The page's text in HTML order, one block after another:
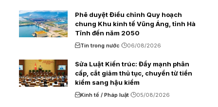
Phê duyệt Điều chỉnh Quy hoạch
chung Khu kinh tế Vũng Áng, tỉnh Hà
Tĩnh đến năm 2050
Tin trong nước 06/08/2026
Sửa Luật Kiến trúc: Đẩy mạnh phân
cấp, cắt giảm thủ tục, chuyển từ tiền
kiểm sang hậu kiểm
Kinh tế / Pháp luật 05/08/2026